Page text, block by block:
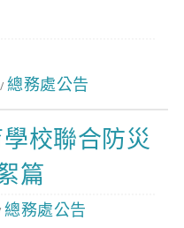
/ 總務處公告
校聯合防災
篇
總務處公告